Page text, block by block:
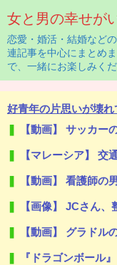
女と男の幸せが
恋愛・婚活・結婚など
連記事を中心にまとめ
で、一緒にお楽しみく
好青年の片思いが壊
【動画】 サッカーの試
【マレーシア】 交通トラブル
【動画】 看護師の男
【画像】 JCさん、整体マッサー
【動画】 グラドルのエ●チ
『ドラゴンボール』【衝撃】「ピ